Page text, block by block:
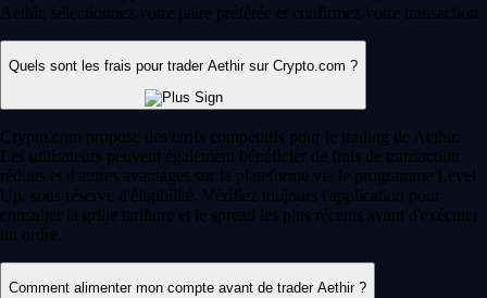
Aethir, sélectionnez votre paire préférée et confirmez votre transaction.
Quels sont les frais pour trader Aethir sur Crypto.com ?
Crypto.com propose des tarifs compétitifs pour le trading de Aethir.
Les utilisateurs peuvent également bénéficier de frais de transaction
réduits et d'autres avantages sur la plateforme via le programme Level
Up, sous réserve d'éligibilité. Vérifiez toujours l'application pour
consulter la grille tarifaire et le spread les plus récents avant d'exécuter
un ordre.
Comment alimenter mon compte avant de trader Aethir ?